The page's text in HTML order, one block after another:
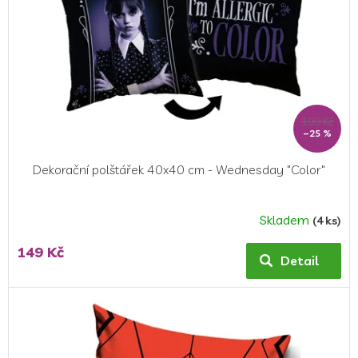
199 Kč
–25 %
Dekorační polštářek 40x40 cm - Wednesday "Color"
Skladem (4 ks)
149 Kč Detail